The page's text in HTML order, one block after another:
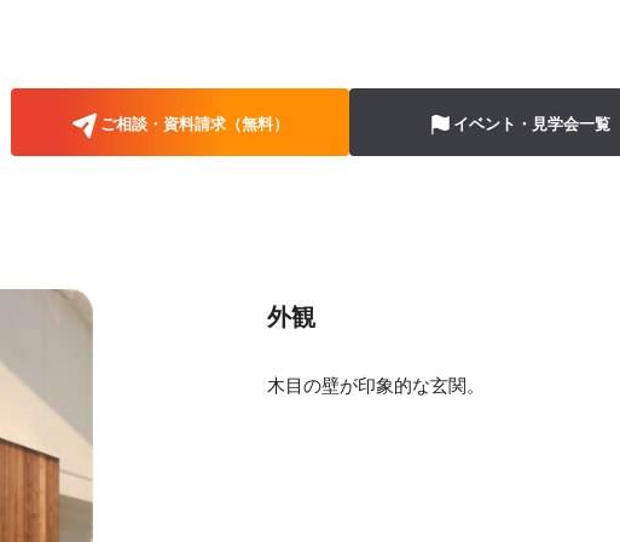
ご相談・資料請求（無料） イベント・見学会一覧
外観
木目の壁が印象的な玄関。